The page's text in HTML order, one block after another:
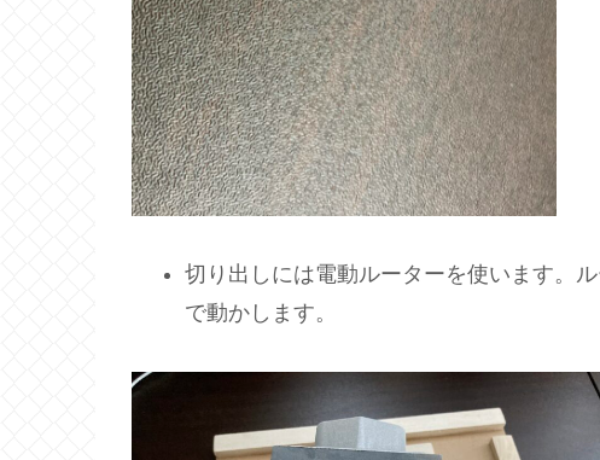
切り出しには電動ルーターを使います。
で動かします。